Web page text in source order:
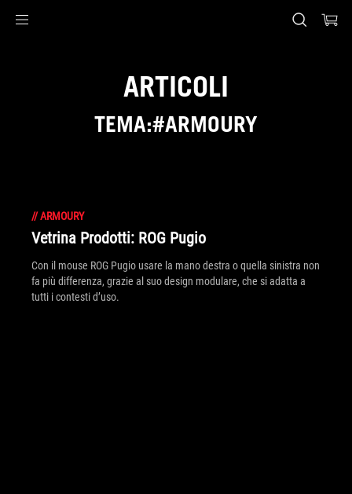
ARTICOLI
TEMA:#ARMOURY
//ARMOURY
Vetrina Prodotti: ROG Pugio
Con il mouse ROG Pugio usare la mano destra o quella sinistra non
fa più differenza, grazie al suo design modulare, che si adatta a
tutti i contesti d’uso.